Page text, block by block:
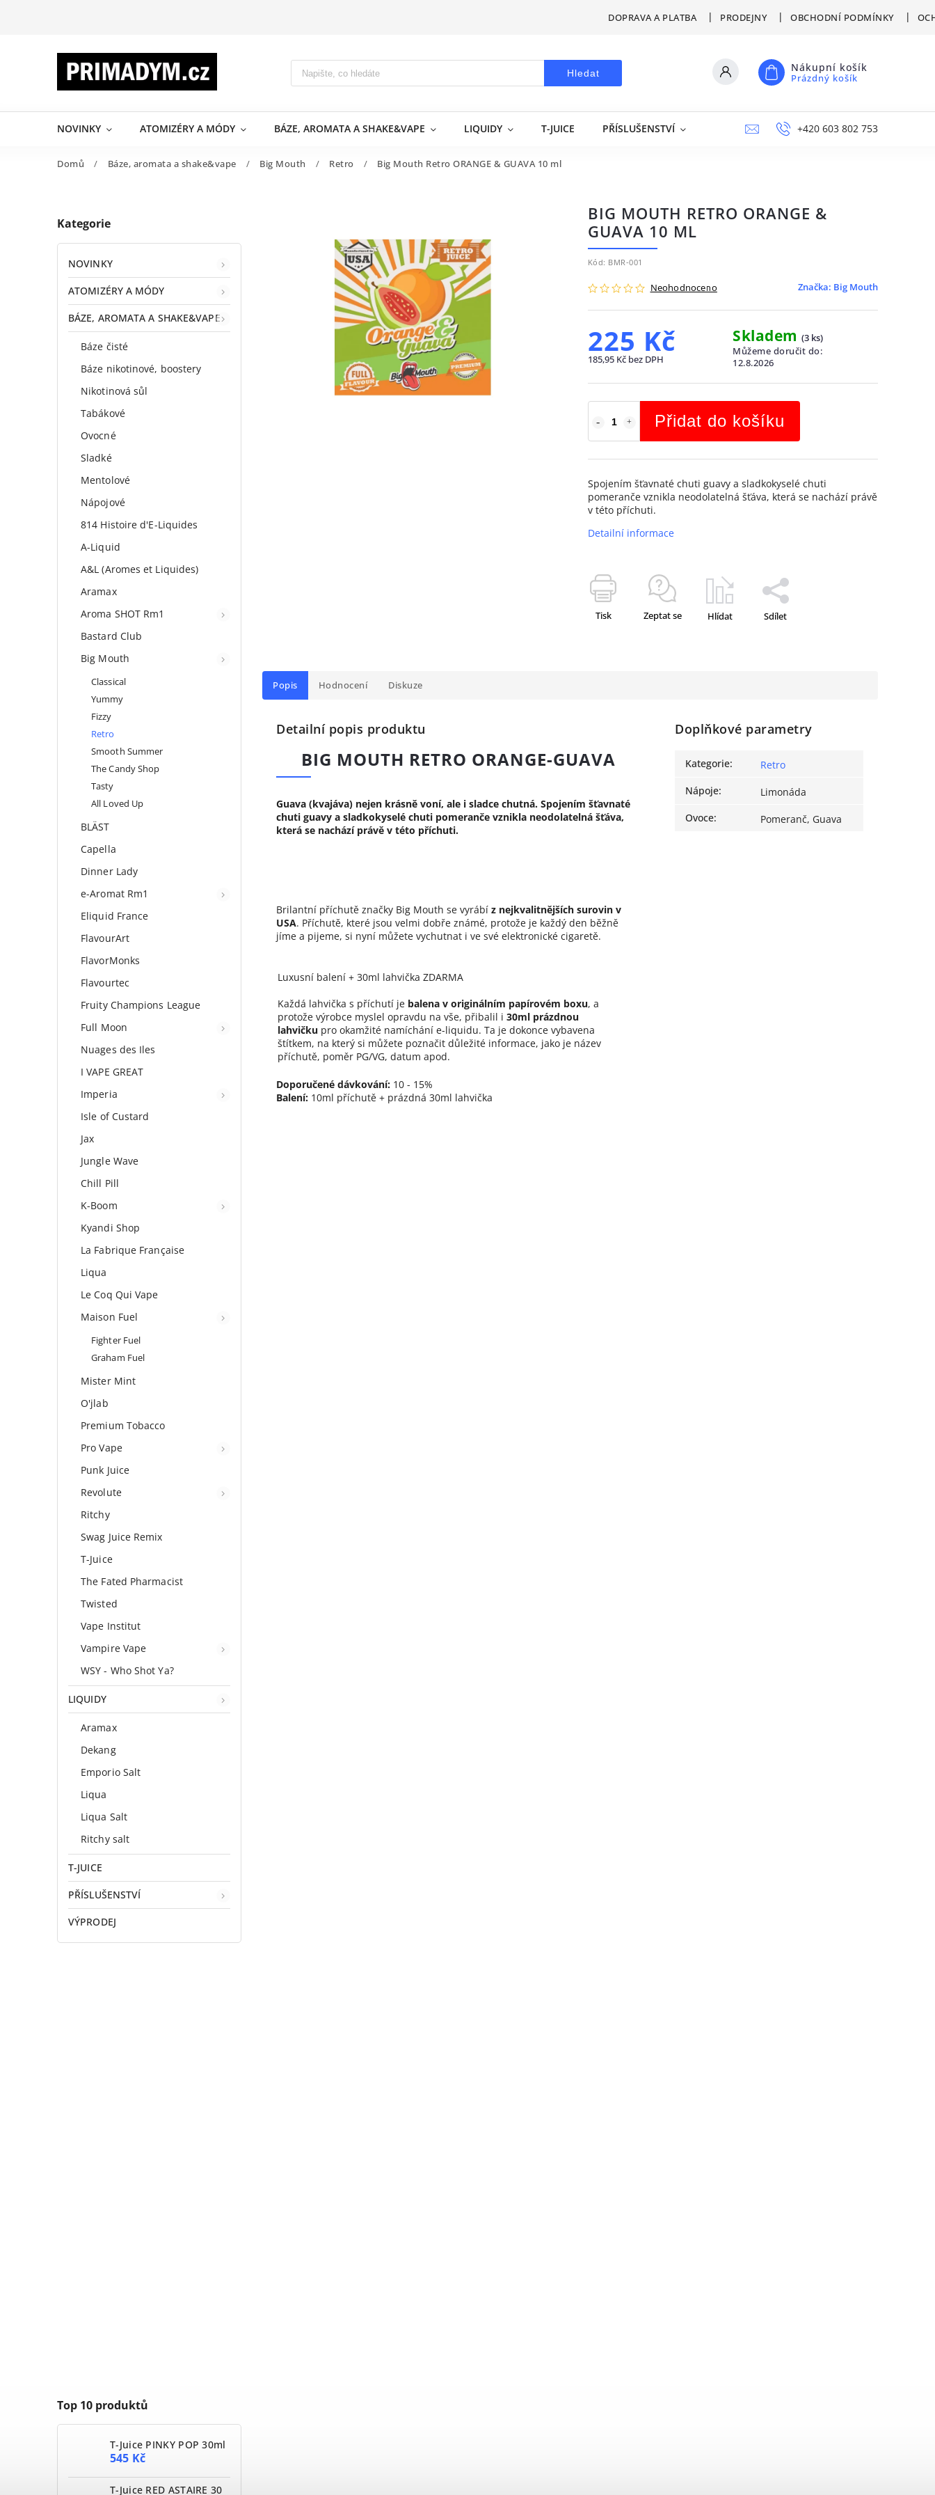
DOPRAVA A PLATBA PRODEJNY OBCHODNÍ PODMÍNKY
Hledat Nákupní košík
Prázdný košík
NOVINKY ATOMIZÉRY A MÓDY BÁZE, AROMATA A SHAKE&VAPE LIQUIDY T-JUICE PŘÍSLUŠENSTVÍ VÝPRODEJ NAPIŠTE NÁM
+420 603 802 753
Domů / Báze, aromata a shake&vape / Big Mouth / Retro / Big Mouth Retro ORANGE & GUAVA 10 ml
Kategorie
NOVINKY
ATOMIZÉRY A MÓDY
BÁZE, AROMATA A SHAKE&VAPE
Báze čisté
Báze nikotinové, boostery
Nikotinová sůl
Tabákové
Ovocné
Sladké
Mentolové
Nápojové
814 Histoire d'E-Liquides
A-Liquid
A&L (Aromes et Liquides)
Aramax
Aroma SHOT Rm1
Bastard Club
Big Mouth
Classical
Yummy
Fizzy
Retro
Smooth Summer
The Candy Shop
Tasty
All Loved Up
BLÄST
Capella
Dinner Lady
e-Aromat Rm1
Eliquid France
FlavourArt
FlavorMonks
Flavourtec
Fruity Champions League
Full Moon
Nuages des Iles
I VAPE GREAT
Imperia
Isle of Custard
Jax
Jungle Wave
Chill Pill
K-Boom
Kyandi Shop
La Fabrique Française
Liqua
Le Coq Qui Vape
Maison Fuel
Fighter Fuel
Graham Fuel
Mister Mint
O'jlab
Premium Tobacco
Pro Vape
Punk Juice
Revolute
Ritchy
Swag Juice Remix
T-Juice
The Fated Pharmacist
Twisted
Vape Institut
Vampire Vape
WSY - Who Shot Ya?
LIQUIDY
Aramax
Dekang
Emporio Salt
Liqua
Liqua Salt
Ritchy salt
T-JUICE
PŘÍSLUŠENSTVÍ
VÝPRODEJ
Top 10 produktů
T-Juice PINKY POP 30ml
545 Kč
T-Juice RED ASTAIRE 30
BIG MOUTH RETRO ORANGE &
GUAVA 10 ML
Kód: BMR-001
Neohodnoceno Značka: Big Mouth
225 Kč
185,95 Kč bez DPH
Skladem(3 ks)
Můžeme doručit do:
12.8.2026
Přidat do košíku
Spojením šťavnaté chuti guavy a sladkokyselé chuti
pomeranče vznikla neodolatelná šťáva, která se nachází právě
v této příchuti.
Detailní informace
Tisk Zeptat se Hlídat Sdílet
Popis Hodnocení Diskuze
Detailní popis produktu
BIG MOUTH RETRO ORANGE-GUAVA
Guava (kvajáva) nejen krásně voní, ale i sladce chutná. Spojením šťavnaté
chuti guavy a sladkokyselé chuti pomeranče vznikla neodolatelná šťáva,
která se nachází právě v této příchuti.
Brilantní příchutě značky Big Mouth se vyrábí z nejkvalitnějších surovin v
USA. Příchutě, které jsou velmi dobře známé, protože je každý den běžně
jíme a pijeme, si nyní můžete vychutnat i ve své elektronické cigaretě.
Luxusní balení + 30ml lahvička ZDARMA
Každá lahvička s příchutí je balena v originálním papírovém boxu, a
protože výrobce myslel opravdu na vše, přibalil i 30ml prázdnou
lahvičku pro okamžité namíchání e-liquidu. Ta je dokonce vybavena
štítkem, na který si můžete poznačit důležité informace, jako je název
příchutě, poměr PG/VG, datum apod.
Doporučené dávkování: 10 - 15%
Balení: 10ml příchutě + prázdná 30ml lahvička
Doplňkové parametry
Kategorie:
Retro
Nápoje:
Limonáda
Ovoce: Pomeranč, Guava